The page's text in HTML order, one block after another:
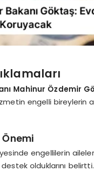
Mahinur Özdemir
engelli
Önemi
engellilerin
olduklarını belirtti.